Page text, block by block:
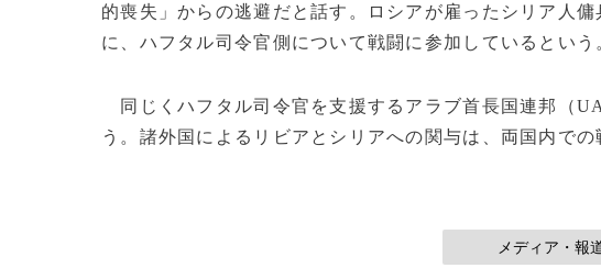
的喪失」からの逃避だと話す。ロシアが雇ったシリア人
に、ハフタル司令官側について戦闘に参加しているという
同じくハフタル司令官を支援するアラブ首長国連邦（
う。諸外国によるリビアとシリアへの関与は、両国内で
メディア・報